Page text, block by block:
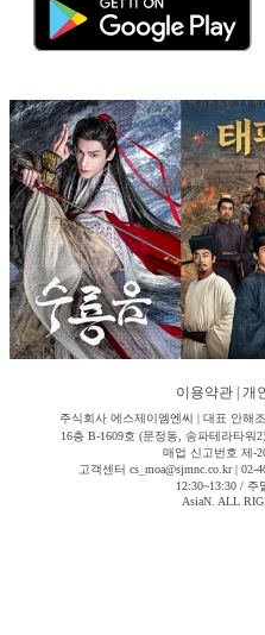
이용약관 개
주식회사 에스제이엠엔씨 | 대표 안해
16층 B-1609호 (문정동, 송파테라타워
매업 신고번호 제-
고객센터 cs_moa@sjmnc.co.kr |
12:30~13:30 /
AsiaN. ALL